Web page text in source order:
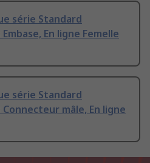
série Standard
En ligne Femelle
série Standard
mâle, En ligne